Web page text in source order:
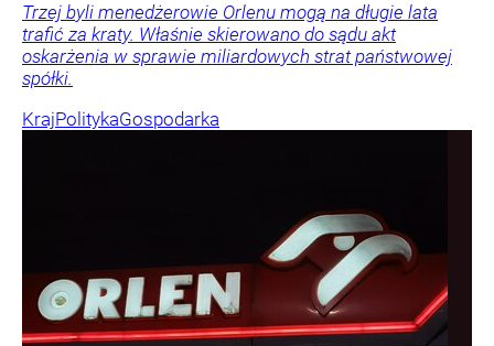
Trzej byli menedżerowie Orlenu mogą na długie lata
trafić za kraty. Właśnie skierowano do sądu akt
oskarżenia w sprawie miliardowych strat państwowej
spółki.
KrajPolitykaGospodarka